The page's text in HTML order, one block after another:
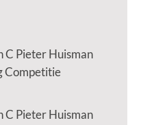
C Pieter Huisman
Competitie
C Pieter Huisman